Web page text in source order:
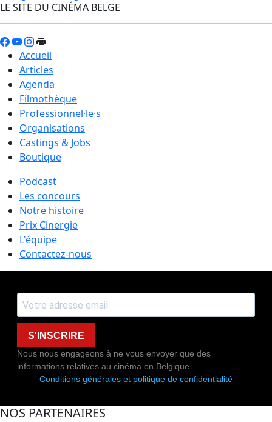
LE SITE DU CINÉMA BELGE
Accueil
Articles
Agenda
Filmothèque
Professionnel·le·s
Organisations
Castings & Jobs
Boutique
Podcast
Les concours
Notre histoire
Prix Cinergie
L'équipe
Contactez-nous
S'INSCRIRE
Nous nous engageons à ne vous envoyer que des
informations relatives au cinéma en Belgique.
Conditions générales et politique de confidentialité
NOS PARTENAIRES